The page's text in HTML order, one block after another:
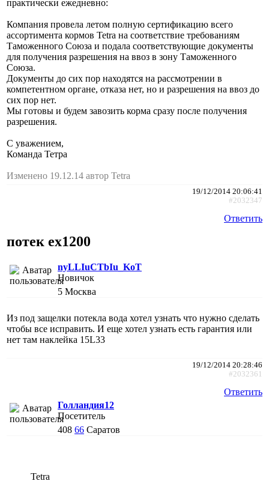
практически ежедневно:
Компания провела летом полную сертификацию всего
ассортимента кормов Tetra на соответствие требованиям
Таможенного Союза и подала соответствующие документы
для получения разрешения на ввоз в зону Таможенного
Союза.
Документы до сих пор находятся на рассмотрении в
компетентном органе, отказа нет, но и разрешения на ввоз до
сих пор нет.
Мы готовы и будем завозить корма сразу после получения
разрешения.
С уважением,
Команда Тетра
Изменено 19.12.14 автор Tetra
19/12/2014 20:06:41
#2032347
Ответить
потек ex1200
nyLLIuCTbIu_KoT
Новичок
5 Москва
Из под защелки потекла вода хотел узнать что нужно сделать
чтобы все исправить. И еще хотел узнать есть гарантия или
нет там наклейка 15L33
19/12/2014 20:28:46
#2032361
Ответить
Голландия12
Посетитель
408 66 Саратов
Tetra